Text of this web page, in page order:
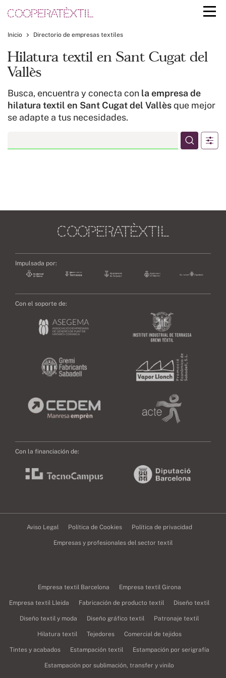
Inicio Directorio de empresas textiles
Hilatura textil en Sant Cugat del
Vallès
Busca, encuentra y conecta con la empresa de
hilatura textil en Sant Cugat del Vallèsque mejor
se adapte a tus necesidades.
Impulsada por:
Con el soporte de:
Con la financiación de:
Aviso Legal Política de Cookies Política de privacidad
Empresas y profesionales del sector textil
Empresa textil Barcelona Empresa textil Girona
Empresa textil Lleida Fabricación de producto textil Diseño textil
Diseño textil y moda Diseño gráfico textil Patronaje textil
Hilatura textil Tejedores Comercial de tejidos
Tintes y acabados Estampación textil Estampación por serigrafía
Estampación por sublimación, transfer y vinilo